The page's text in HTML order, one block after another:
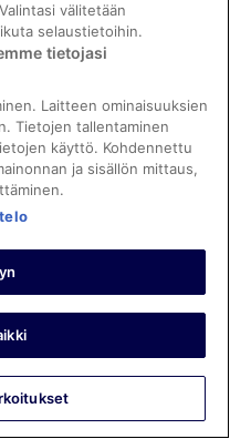
Limassol. Beautiful
very nice and friendly
ja
välitetään
selaustietoihin.
tietojasi
Laitteen ominaisuuksien
Tietojen tallentaminen
käyttö. Kohdennettu
ja sisällön mittaus,